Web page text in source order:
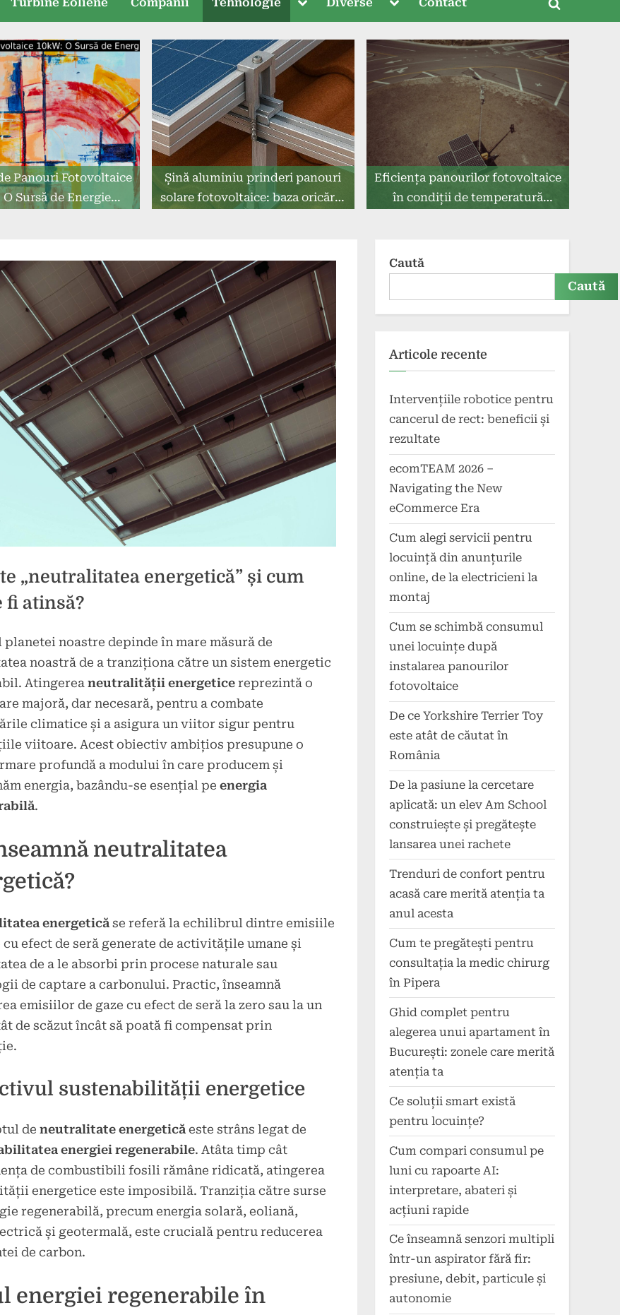
menu
menu
Toggle
form
Panouri Fotovoltaice
O Sursă de Energie
Șină aluminiu prinderi panouri
solare fotovoltaice: baza oricărui
Eficiența panourilor fotovoltaice
în condiții de temperatură
„neutralitatea energetică” și cum
fi atinsă?
noastre depinde în mare măsură de
noastră de a tranziționa către un sistem energetic
Atingerea neutralității energetice reprezintă o
majoră, dar necesară, pentru a combate
climatice și a asigura un viitor sigur pentru
viitoare. Acest obiectiv ambițios presupune o
profundă a modului în care producem și
energia, bazându-se esențial pe energia
.
neutralitatea
energeticăse referă la echilibrul dintre emisiile
cu efect de seră generate de activitățile umane și
de a le absorbi prin procese naturale sau
de captare a carbonului. Practic, înseamnă
emisiilor de gaze cu efect de seră la zero sau la un
de scăzut încât să poată fi compensat prin
sustenabilității energetice
de neutralitate energetică este strâns legat de
energiei regenerabile. Atâta timp cât
de combustibili fosili rămâne ridicată, atingerea
energetice este imposibilă. Tranziția către surse
regenerabilă, precum energia solară, eoliană,
și geotermală, este crucială pentru reducerea
de carbon.
energiei regenerabile în
Caută
Caută
Articole recente
Intervențiile robotice pentru
cancerul de rect: beneficii și
rezultate
ecomTEAM 2026 –
Navigating the New
eCommerce Era
Cum alegi servicii pentru
locuință din anunțurile
online, de la electricieni la
montaj
Cum se schimbă consumul
unei locuințe după
instalarea panourilor
fotovoltaice
De ce Yorkshire Terrier Toy
este atât de căutat în
România
De la pasiune la cercetare
aplicată: un elev Am School
construiește și pregătește
lansarea unei rachete
Trenduri de confort pentru
acasă care merită atenția ta
anul acesta
Cum te pregătești pentru
consultația la medic chirurg
în Pipera
Ghid complet pentru
alegerea unui apartament în
București: zonele care merită
atenția ta
Ce soluții smart există
pentru locuințe?
Cum compari consumul pe
luni cu rapoarte AI:
interpretare, abateri și
acțiuni rapide
Ce înseamnă senzori multipli
într-un aspirator fără fir:
presiune, debit, particule și
autonomie